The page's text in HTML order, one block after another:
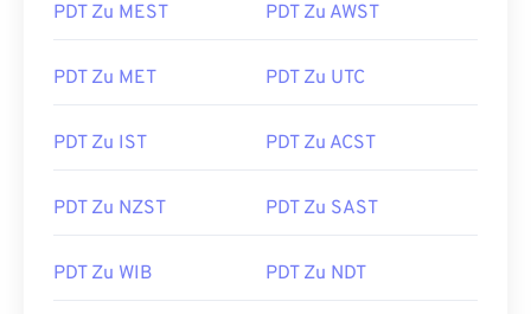
PDT Zu MEST PDT Zu AWST
PDT Zu MET PDT Zu UTC
PDT Zu IST PDT Zu ACST
PDT Zu NZST PDT Zu SAST
PDT Zu WIB PDT Zu NDT